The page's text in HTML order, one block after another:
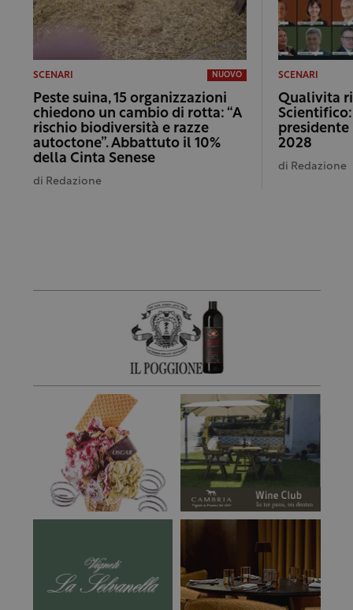
SCENARI NUOVO
Peste suina, 15 organizzazioni
chiedono un cambio di rotta: “A
rischio biodiversità e razze
autoctone”. Abbattuto il 10%
della Cinta Senese
di Redazione
SCENARI
Qualivita
2028
di Redazione